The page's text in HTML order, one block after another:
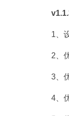
1、
2、
3、
4、